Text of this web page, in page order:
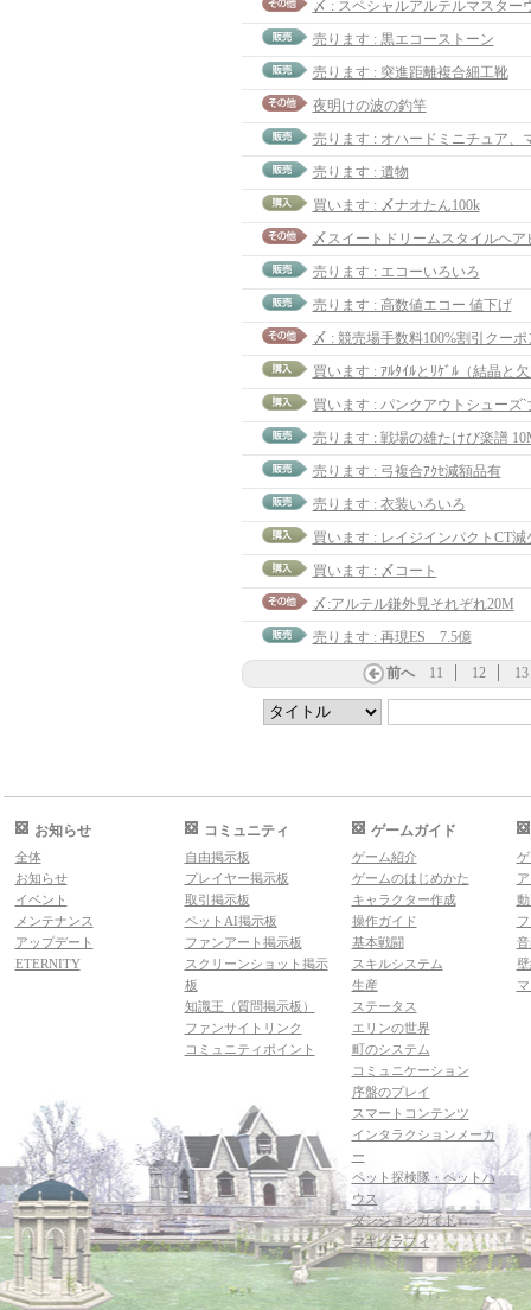
売ります : 黒エコーストーン
売ります : 突進距離複合細工靴
夜明けの波の釣竿
売ります : オハードミニチュア、
売ります : 遺物
買います : 〆ナオたん100k
売ります : エコーいろいろ
売ります : 高数値エコー 値下げ
〆 : 競売場手数料100%割引クーポ
買います : ｱﾙﾀｲﾙとﾘｹﾞﾙ（結晶と
買います : パンクアウトシューズ
売ります : 戦場の雄たけび楽譜
売ります : 弓複合ｱｸｾ減額品有
売ります : 衣装いろいろ
買います : レイジインパクトCT減
買います : 〆コート
〆:アルテル鎌外見それぞれ20M
売ります : 再現ES 7.5億
前へ 11 12 13
お知らせ
全体
お知らせ
イベント
メンテナンス
アップデート
ETERNITY
コミュニティ
自由掲示板
プレイヤー掲示板
取引掲示板
ペットAI掲示板
ファンアート掲示板
スクリーンショット掲示
板
知識王（質問掲示板）
ファンサイトリンク
コミュニティポイント
ゲームガイド
ゲーム紹介
ゲームのはじめかた
キャラクター作成
操作ガイド
基本戦闘
スキルシステム
生産
ステータス
エリンの世界
町のシステム
コミュニケーション
序盤のプレイ
スマートコンテンツ
インタラクションメーカ
ー
ペット探検隊・ペットハ
ウス
ダンジョンガイド
マギグラフィ